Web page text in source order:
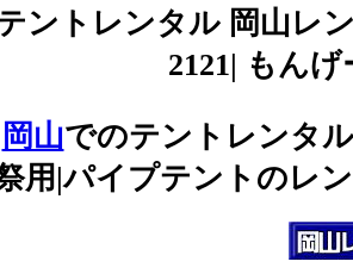
ントレンタル 岡山レ
2121| もん
岡山でのテントレンタ
用|パイプテントのレ